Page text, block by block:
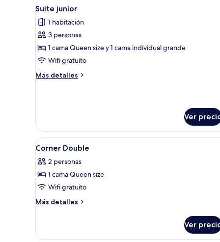
2
camas
individuales
(No
Kitchen)
Abrir
todas
las
fotos
de
Suite
junior
23
Suite junior
1 habitación
3 personas
1 cama Queen size y 1 cama individual grande
Wifi gratuito
Más detalles
Más
Ver
Abrir
todas
las
fotos
de
Corner
Caja de seguridad en la
9
Corner Double
2 personas
1 cama Queen size
Wifi gratuito
Más detalles
Más
Double
Ver